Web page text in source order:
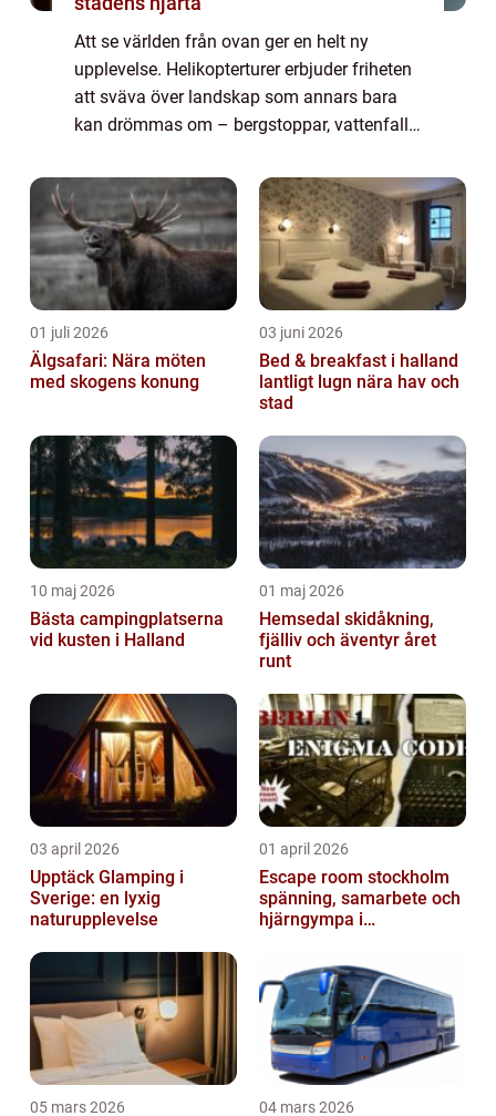
Att se världen från ovan ger en helt ny
upplevelse. Helikopterturer erbjuder friheten
att sväva över landskap som annars bara
kan drömmas om – bergstoppar, vattenfall,
01 juli 2026
Älgsafari: Nära möten
med skogens konung
03 juni 2026
Bed & breakfast i halland
lantligt lugn nära hav och
stad
10 maj 2026
Bästa campingplatserna
vid kusten i Halland
01 maj 2026
Hemsedal skidåkning,
fjälliv och äventyr året
runt
03 april 2026
Upptäck Glamping i
Sverige: en lyxig
naturupplevelse
01 april 2026
Escape room stockholm
spänning, samarbete och
hjärngympa i
05 mars 2026 04 mars 2026